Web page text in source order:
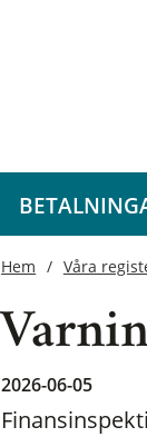
Hem Våra
2026-06-05